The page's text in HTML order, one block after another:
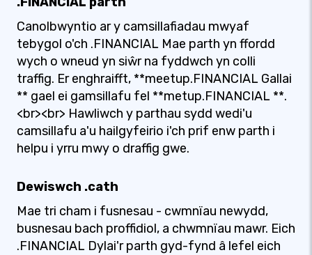
Canolbwyntio ar y camsillafiadau mwyaf
tebygol o'ch .FINANCIAL Mae parth yn ffordd
wych o wneud yn siŵr na fyddwch yn colli
traffig. Er enghraifft, **meetup.FINANCIAL Gallai
** gael ei gamsillafu fel **metup.FINANCIAL **.
<br><br> Hawliwch y parthau sydd wedi'u
camsillafu a'u hailgyfeirio i'ch prif enw parth i
helpu i yrru mwy o draffig gwe.
Dewiswch .cath
Mae tri cham i fusnesau - cwmnïau newydd,
busnesau bach proffidiol, a chwmnïau mawr. Eich
.FINANCIAL Dylai'r parth gyd-fynd â lefel eich